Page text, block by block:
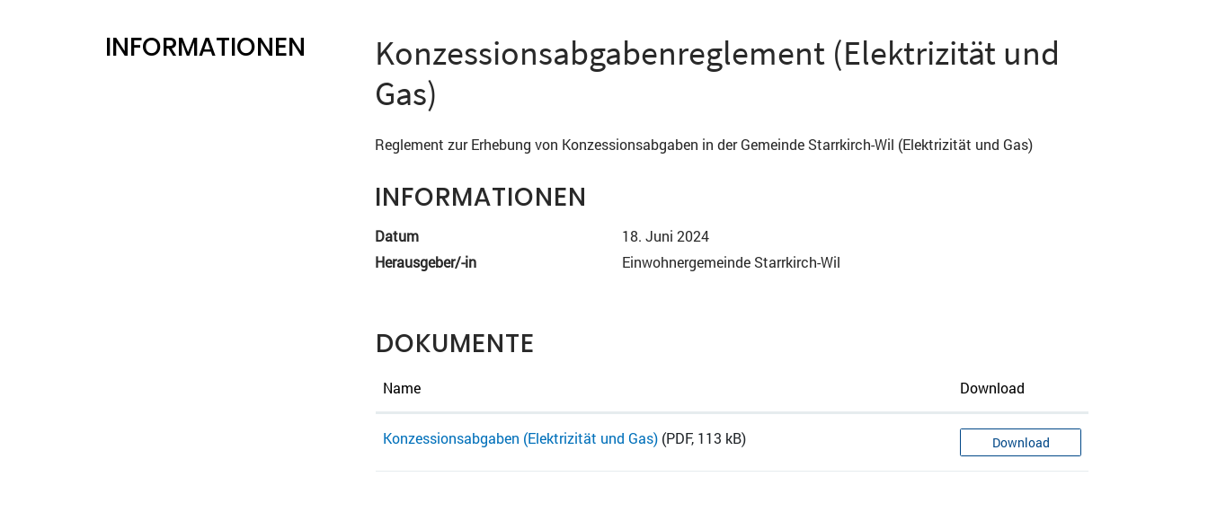
INFORMATIONEN
Konzessionsabgabenreglement (Elektrizität und
Gas)
Reglement zur Erhebung von Konzessionsabgaben in der Gemeinde Starrkirch-Wil (Elektrizität und Gas)
INFORMATIONEN
Datum
18. Juni 2024
Herausgeber/-in
Einwohnergemeinde Starrkirch-Wil
DOKUMENTE
Name Download
Konzessionsabgaben (Elektrizität und Gas) (PDF, 113 kB) Download